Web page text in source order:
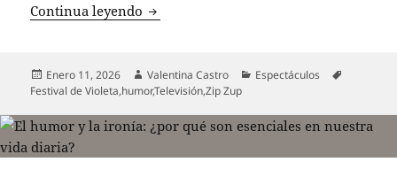
Continua leyendo Zip Zup desata polémica con chiste
Publicado
el
Enero 11, 2026 Autor
Valentina Castro Categorías
Espectáculos
Festival de Violeta,humor,Televisión,Zip Zup